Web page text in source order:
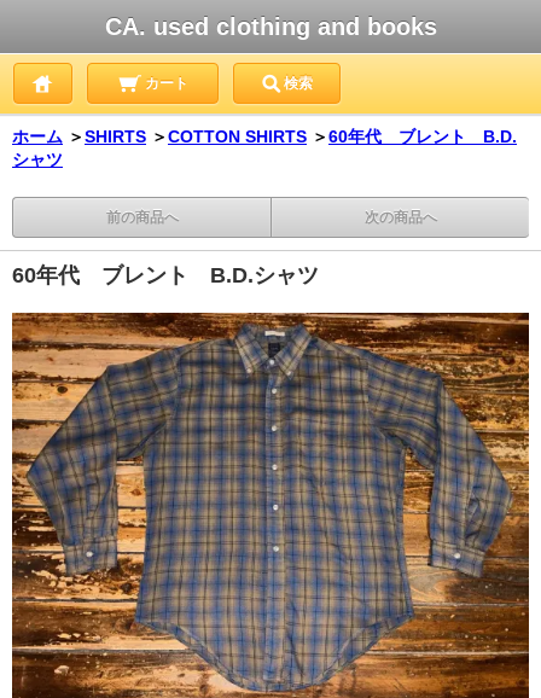
CA. used clothing and books
カート 検索
ホーム ＞SHIRTS ＞COTTON SHIRTS ＞60年代 ブレント B.D.
シャツ
前の商品へ 次の商品へ
60年代 ブレント B.D.シャツ